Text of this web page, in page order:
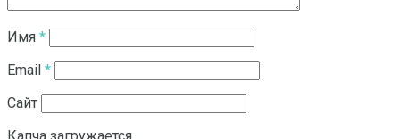
Имя *
Email *
Сайт